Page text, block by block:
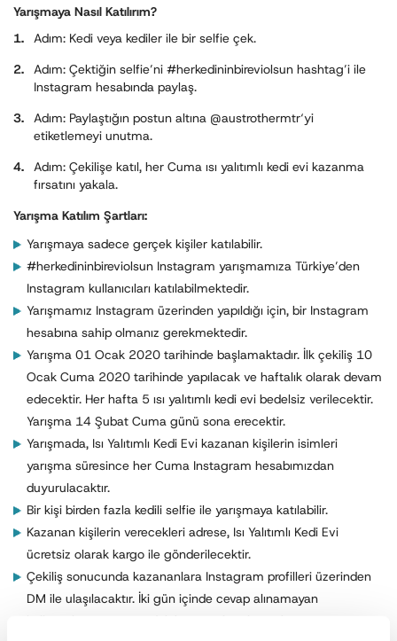
Yarışmaya Nasıl Katılırım?
Adım: Kedi veya kediler ile bir selfie çek.
Adım: Çektiğin selfie’ni #herkedininbireviolsun hashtag’i ile
Instagram hesabında paylaş.
Adım: Paylaştığın postun altına @austrothermtr‘yi
etiketlemeyi unutma.
Adım: Çekilişe katıl, her Cuma ısı yalıtımlı kedi evi kazanma
fırsatını yakala.
Yarışma Katılım Şartları:
Yarışmaya sadece gerçek kişiler katılabilir.
#herkedininbireviolsun Instagram yarışmamıza Türkiye’den
Instagram kullanıcıları katılabilmektedir.
Yarışmamız Instagram üzerinden yapıldığı için, bir Instagram
hesabına sahip olmanız gerekmektedir.
Yarışma 01 Ocak 2020 tarihinde başlamaktadır. İlk çekiliş 10
Ocak Cuma 2020 tarihinde yapılacak ve haftalık olarak devam
edecektir. Her hafta 5 ısı yalıtımlı kedi evi bedelsiz verilecektir.
Yarışma 14 Şubat Cuma günü sona erecektir.
Yarışmada, Isı Yalıtımlı Kedi Evi kazanan kişilerin isimleri
yarışma süresince her Cuma Instagram hesabımızdan
duyurulacaktır.
Bir kişi birden fazla kedili selfie ile yarışmaya katılabilir.
Kazanan kişilerin verecekleri adrese, Isı Yalıtımlı Kedi Evi
ücretsiz olarak kargo ile gönderilecektir.
Çekiliş sonucunda kazananlara Instagram profilleri üzerinden
DM ile ulaşılacaktır. İki gün içinde cevap alınamayan